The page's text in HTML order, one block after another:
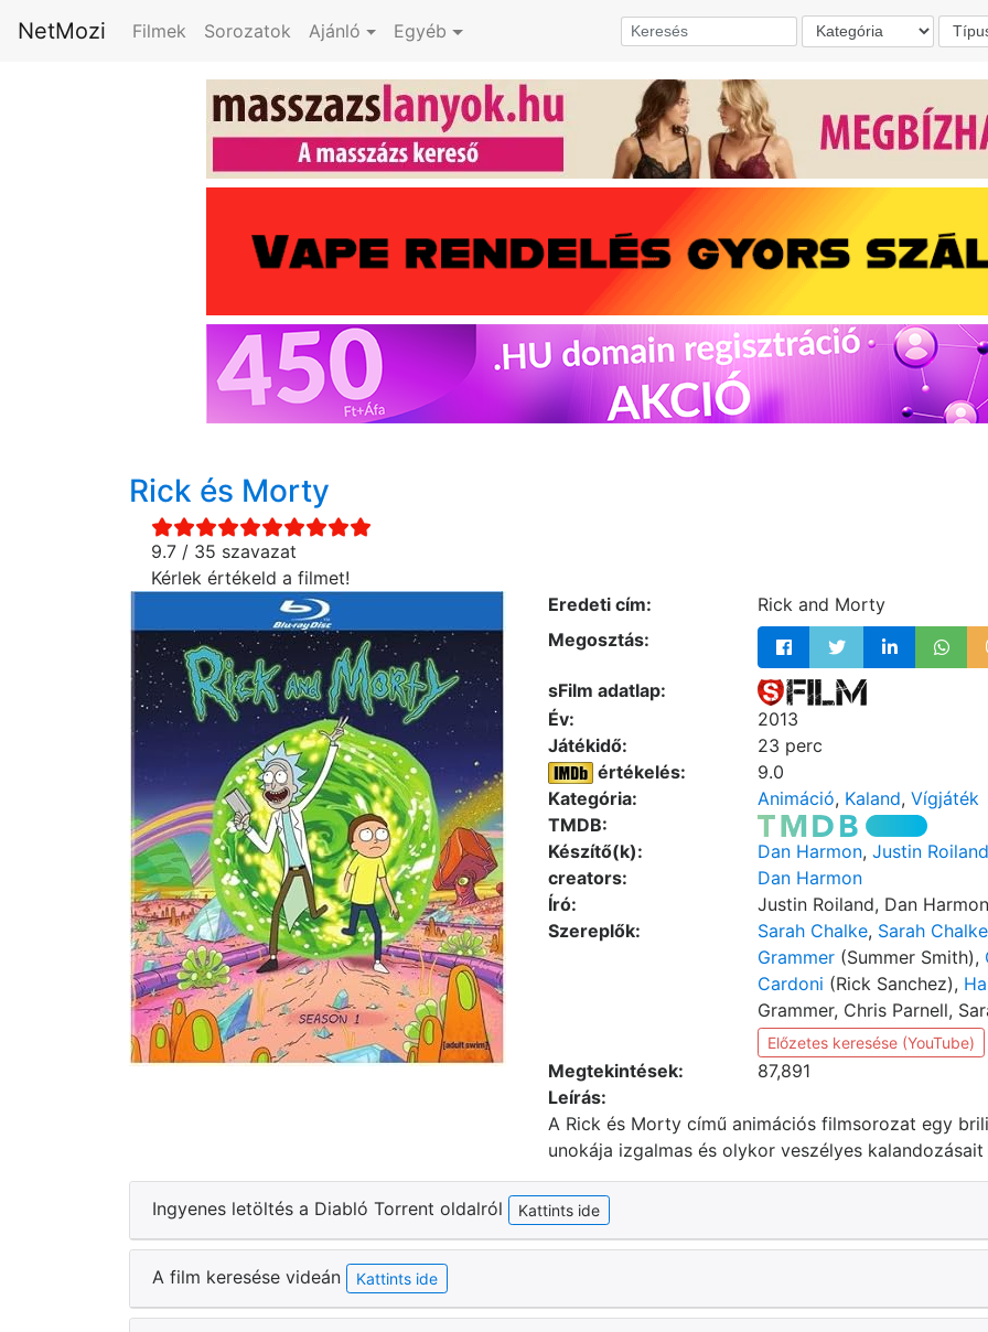
NetMozi Filmek Sorozatok Ajánló Egyéb
Rick és Morty
9.7 / 35 szavazat
Kérlek értékeld a filmet!
Eredeti cím:
Rick and Morty
Megosztás:
sFilm adatlap:
Év:
2013
Játékidő:
23 perc
értékelés:
9.0
Kategória:
Animáció, Kaland, Vígjáték
TMDB:
Készítő(k):
Dan Harmon, Justin Roiland
creators:
Dan Harmon
Író:
Justin Roiland, Dan Harmon
Szereplők:
Sarah Chalke, Sarah Chalke
Grammer (Summer Smith),
Cardoni (Rick Sanchez),
Grammer, Chris Parnell,
Előzetes keresése (YouTube)
Megtekintések:
87,891
Leírás:
A Rick és Morty című animációs filmsorozat egy
unokája izgalmas és olykor veszélyes kalandozásait
Ingyenes letöltés a Diabló Torrent oldalról Kattints ide
A film keresése videán Kattints ide